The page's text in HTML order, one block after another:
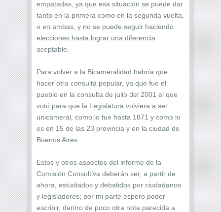
empatadas, ya que esa situación se puede dar
tanto en la primera como en la segunda vuelta,
o en ambas, y no se puede seguir haciendo
elecciones hasta lograr una diferencia
aceptable.
Para volver a la Bicameralidad habría que
hacer otra consulta popular, ya que fue el
pueblo en la consulta de julio del 2001 el que
votó para que la Legislatura volviera a ser
unicameral, como lo fue hasta 1871 y como lo
es en 15 de las 23 provincia y en la ciudad de
Buenos Aires.
Estos y otros aspectos del informe de la
Comisión Consultiva deberán ser, a partir de
ahora, estudiados y debatidos por ciudadanos
y legisladores; por mi parte espero poder
escribir, dentro de poco otra nota parecida a